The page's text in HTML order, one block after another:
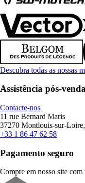
Descubra todas as nossas
Assistência pós-
Contacte-nos
11 rue Bernard Maris
37270 Montlouis-sur-
+33 1 86 47 62 58
Pagamento seguro
Compre em nosso site